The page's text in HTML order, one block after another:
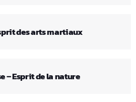
des arts martiaux
– Esprit de la nature